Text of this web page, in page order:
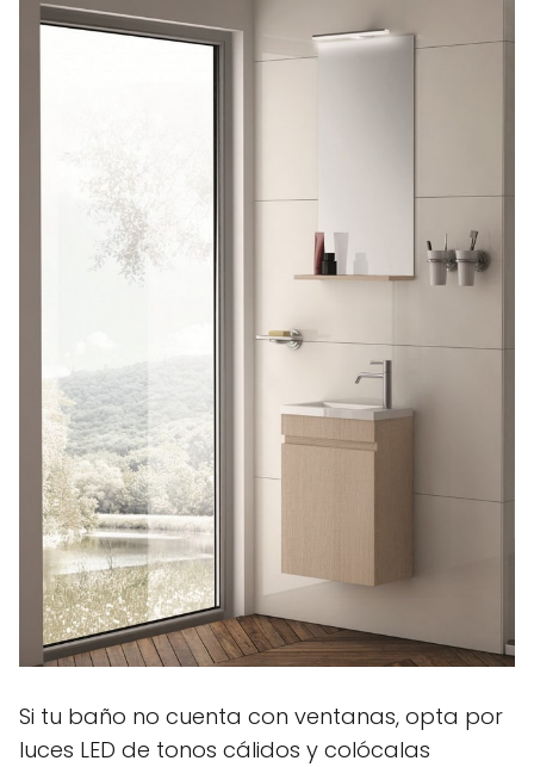
Si tu baño no cuenta con ventanas, opta por
luces LED de tonos cálidos y colócalas